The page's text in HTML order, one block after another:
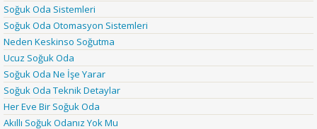
Soğuk Oda Sistemleri
Soğuk Oda Otomasyon Sistemleri
Neden Keskinso Soğutma
Ucuz Soğuk Oda
Soğuk Oda Ne İşe Yarar
Soğuk Oda Teknik Detaylar
Her Eve Bir Soğuk Oda
Akıllı Soğuk Odanız Yok Mu